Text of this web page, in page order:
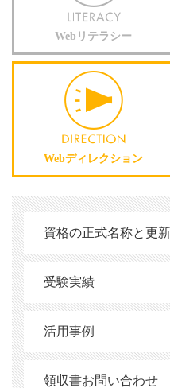
Webリテラシー
Webディレクション
資格の正式名称と更新
受験実績
活用事例
領収書お問い合わせ